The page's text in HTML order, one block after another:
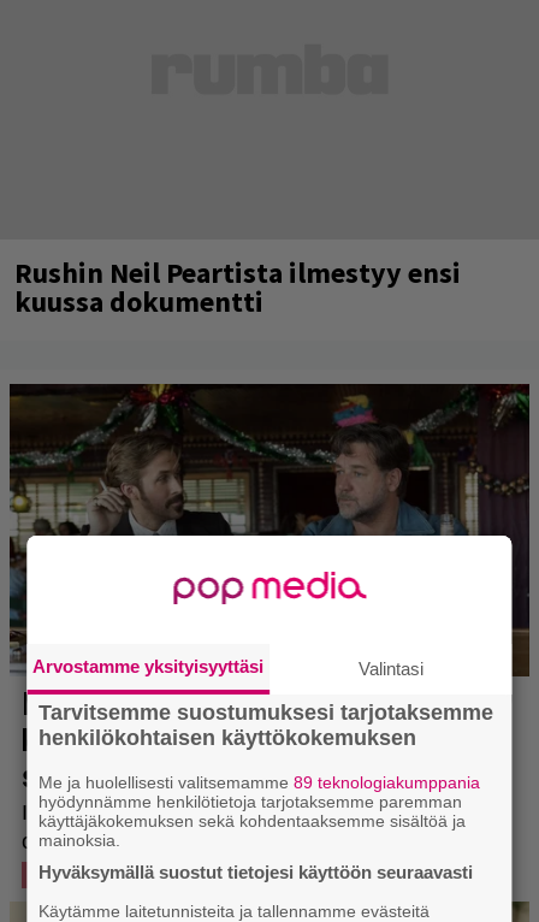
Rushin Neil Peartista ilmestyy ensi
kuussa dokumentti
Arvostamme yksityisyyttäsi Valintasi
Tarvitsemme suostumuksesi tarjotaksemme
henkilökohtaisen käyttökokemuksen
Me ja huolellisesti valitsemamme89 teknologiakumppania
hyödynnämme henkilötietoja tarjotaksemme paremman
käyttäjäkokemuksen sekä kohdentaaksemme sisältöä ja
mainoksia.
Hyväksymällä suostut tietojesi käyttöön seuraavasti
Käytämme laitetunnisteita ja tallennamme evästeitä